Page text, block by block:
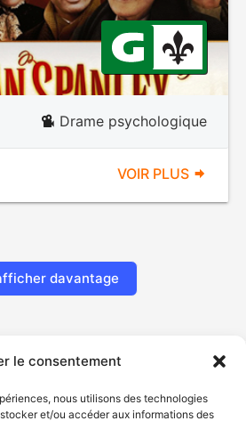
le consentement
nous utilisons des technologies
et/ou accéder aux informations des
Drame psychologique
VOIR PLUS
davantage